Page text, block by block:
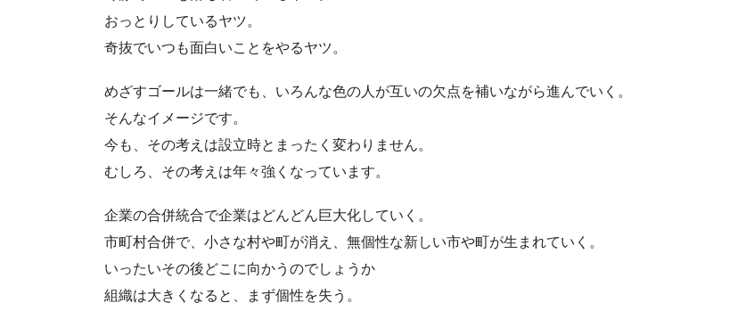
おっとりしているヤツ。
奇抜でいつも面白いことをやるヤツ。
めざすゴールは一緒でも、いろんな色の人が互いの欠点を補いながら進んでいく。
そんなイメージです。
今も、その考えは設立時とまったく変わりません。
むしろ、その考えは年々強くなっています。
企業の合併統合で企業はどんどん巨大化していく。
市町村合併で、小さな村や町が消え、無個性な新しい市や町が生まれていく。
いったいその後どこに向かうのでしょうか
組織は大きくなると、まず個性を失う。